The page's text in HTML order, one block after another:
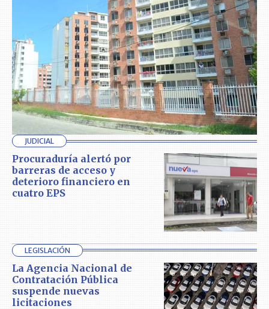
JUDICIAL
Procuraduría alertó por
barreras de acceso y
deterioro financiero en
cuatro EPS
LEGISLACIÓN
La Agencia Nacional de
Contratación Pública
suspende nuevas
licitaciones